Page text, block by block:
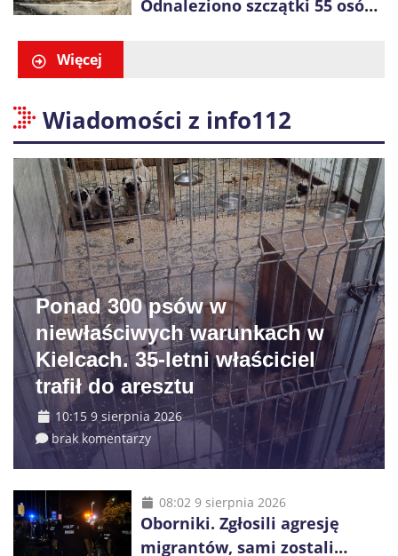
Odnaleziono szczątki 55 osób,
Więcej
Wiadomości z info112
Ponad 300 psów w
niewłaściwych warunkach w
Kielcach. 35-letni właściciel
trafił do aresztu
10:15 9 sierpnia 2026
brak komentarzy
08:02 9 sierpnia 2026
Oborniki. Zgłosili agresję
migrantów, sami zostali